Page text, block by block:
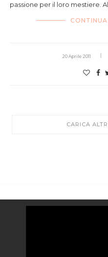
passione per il loro mestiere.
20 Aprile 2011
CARICA